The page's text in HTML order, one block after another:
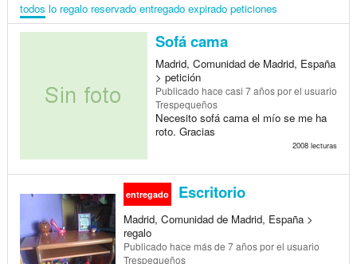
todos lo regalo reservado entregado expirado peticiones
Sofá cama
Madrid, Comunidad de Madrid, España
> petición
Publicado hace casi 7 añospor el usuario
Trespequeños
Necesito sofá cama el mío se me ha
roto. Gracias
2008 lecturas
entregado Escritorio
Madrid, Comunidad de Madrid, España >
regalo
Publicado hace más de 7 añospor el usuario
Trespequeños